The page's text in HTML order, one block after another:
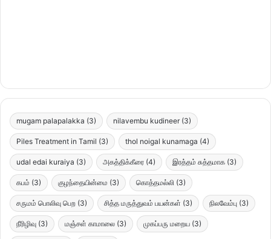
mugam palapalakka (3) nilavembu kudineer (3)
Piles Treatment in Tamil (3) thol noigal kunamaga (4)
udal edai kuraiya (3) அகத்திக்கீரை (4) இரத்தம் சுத்தமாக (3)
கபம் (3) குழந்தையின்மை (3) கொத்தமல்லி (3)
சருமம் பொலிவு பெற (3) சித்த மருத்துவம் பயன்கள் (3) நிலவேம்பு (3)
நீரிழிவு (3) மஞ்சள் காமாலை (3) முகப்பரு மறைய (3)